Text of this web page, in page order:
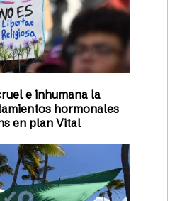
e inhumana la
hormonales
en plan Vital